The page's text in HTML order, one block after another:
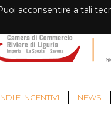
E INCENTIVI NEWS
acconsentire a tali